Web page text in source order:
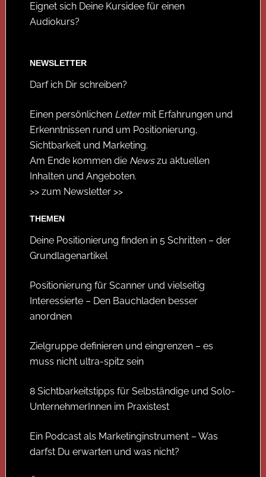
Eignet sich Deine Kursidee für einen
Audiokurs?
NEWSLETTER
Darf ich Dir schreiben?
Einen persönlichen Lettermit Erfahrungen und
Erkenntnissen rund um Positionierung,
Sichtbarkeit und Marketing.
Am Ende kommen die Newszu aktuellen
Inhalten und Angeboten.
>> zum Newsletter >>
THEMEN
Deine Positionierung finden in 5 Schritten – der
Grundlagenartikel
Positionierung für Scanner und vielseitig
Interessierte – Den Bauchladen besser
anordnen
Zielgruppe definieren und eingrenzen – es
muss nicht ultra-spitz sein
8 Sichtbarkeitstipps für Selbständige und Solo-
UnternehmerInnen im Praxistest
Ein Podcast als Marketinginstrument – Was
darfst Du erwarten und was nicht?